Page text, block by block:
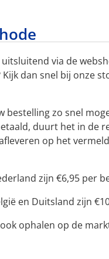
via de
dan snel bij onze
bestelling zo snel
duurt het in de
op het
zijn €6,95 per
en Duitsland zijn
ophalen op de